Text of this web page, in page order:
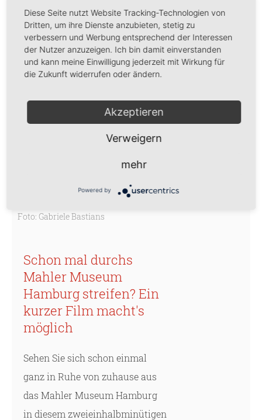
April 2017 (2 Einträge)
März 2017 (4 Einträge)
Februar 2017 (1 Eintrag)
Januar 2017 (4 Einträge)
2016
Dezember 2016 (9 Einträge)
Juni 2019
Foto: Gabriele Bastians
Schon mal durchs
Mahler Museum
Hamburg streifen? Ein
kurzer Film macht's
möglich
Sehen Sie sich schon einmal
ganz in Ruhe von zuhause aus
das Mahler Museum Hamburg
in diesem zweieinhalbminütigen
Diese Seite nutzt Website Tracking-Technologien von
Dritten, um ihre Dienste anzubieten, stetig zu
verbessern und Werbung entsprechend der Interessen
der Nutzer anzuzeigen. Ich bin damit einverstanden
und kann meine Einwilligung jederzeit mit Wirkung für
die Zukunft widerrufen oder ändern.
Akzeptieren
Verweigern
mehr
Powered by